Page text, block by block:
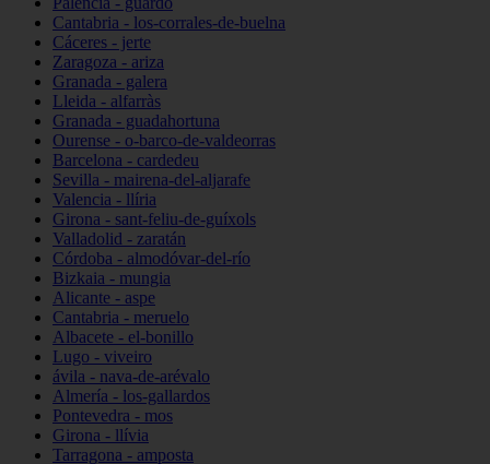
Cantabria - los-corrales-de-buelna
Cáceres - jerte
Zaragoza - ariza
Granada - galera
Lleida - alfarràs
Granada - guadahortuna
Ourense - o-barco-de-valdeorras
Barcelona - cardedeu
Sevilla - mairena-del-aljarafe
Valencia - llíria
Girona - sant-feliu-de-guíxols
Valladolid - zaratán
Córdoba - almodóvar-del-río
Bizkaia - mungia
Alicante - aspe
Cantabria - meruelo
Albacete - el-bonillo
Lugo - viveiro
ávila - nava-de-arévalo
Almería - los-gallardos
Pontevedra - mos
Girona - llívia
Tarragona - amposta